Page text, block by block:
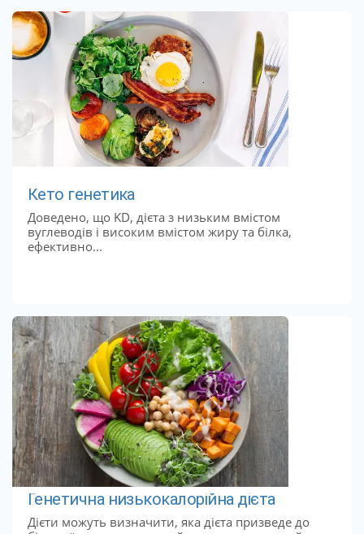
Кето генетика
Доведено, що KD, дієта з низьким вмістом
вуглеводів і високим вмістом жиру та білка,
ефективно...
Генетична низькокалорійна дієта
Дієти можуть визначити, яка дієта призведе до